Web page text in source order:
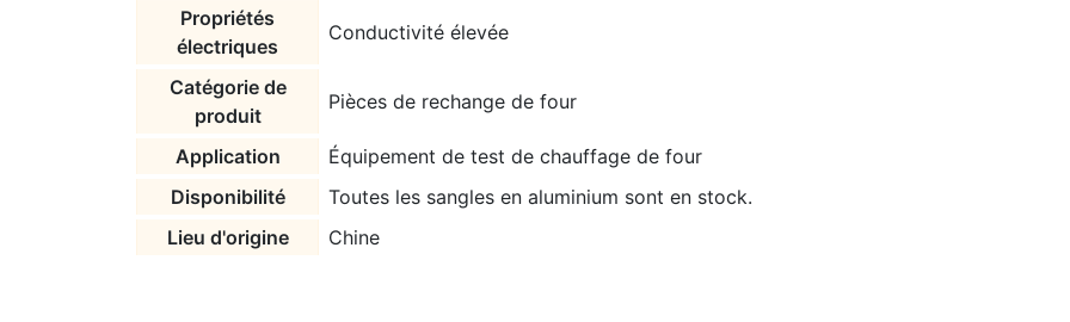
Propriétés
électriques
Conductivité élevée
Catégorie de
produit
Pièces de rechange de four
Application
Équipement de test de chauffage de four
Disponibilité
Toutes les sangles en aluminium sont en stock.
Lieu d'origine
Chine